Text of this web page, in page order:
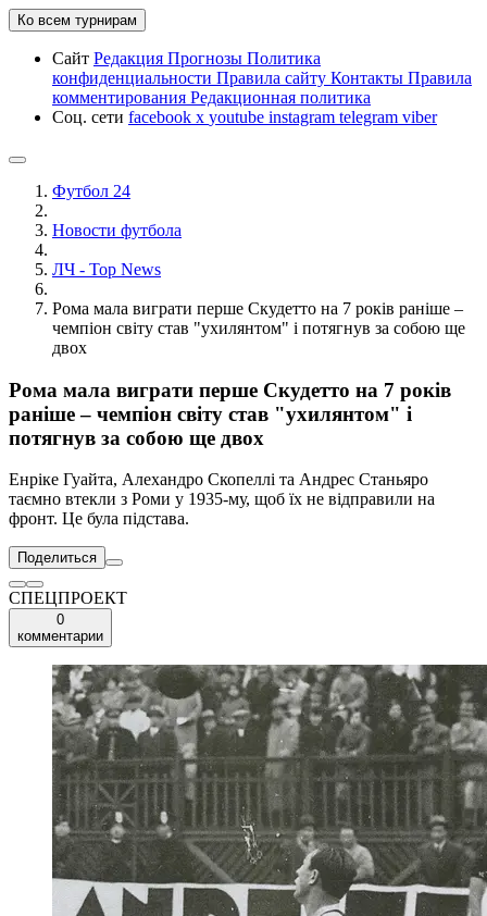
Ко всем турнирам
Сайт Редакция Прогнозы Политика
конфиденциальности Правила сайту Контакты Правила
комментирования Редакционная политика
Соц. сети facebook x youtube instagram telegram viber
Футбол 24
Новости футбола
ЛЧ - Top News
Рома мала виграти перше Скудетто на 7 років раніше –
чемпіон світу став "ухилянтом" і потягнув за собою ще
двох
Рома мала виграти перше Скудетто на 7 років
раніше – чемпіон світу став "ухилянтом" і
потягнув за собою ще двох
Енріке Гуайта, Алехандро Скопеллі та Андрес Станьяро
таємно втекли з Роми у 1935-му, щоб їх не відправили на
фронт. Це була підстава.
Поделиться
СПЕЦПРОЕКТ
0
комментарии